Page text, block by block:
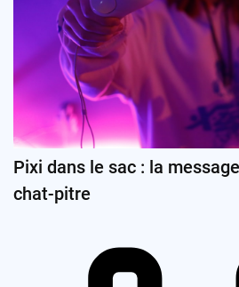
Pixi dans le sac : la
chat-pitre